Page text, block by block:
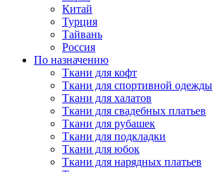
Китай
Турция
Тайвань
Россия
По назначению
Ткани для кофт
Ткани для спортивной одежды
Ткани для халатов
Ткани для свадебных платьев
Ткани для рубашек
Ткани для подкладки
Ткани для юбок
Ткани для нарядных платьев